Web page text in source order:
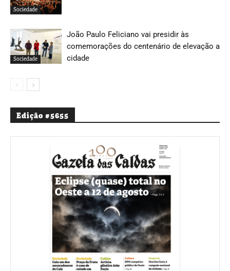
Sociedade
Sociedade
João Paulo Feliciano vai presidir às
comemorações do centenário de elevação a
cidade
Edição #5655